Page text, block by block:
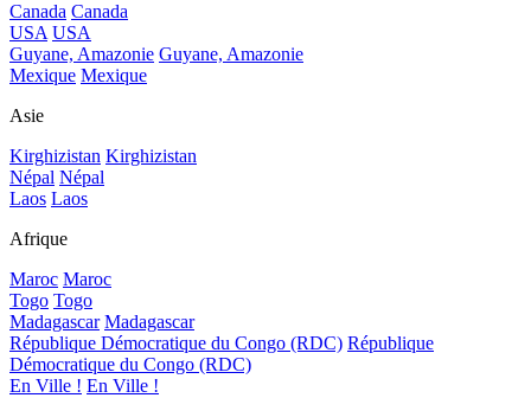
Canada Canada
USA USA
Guyane, Amazonie Guyane, Amazonie
Mexique Mexique
Asie
Kirghizistan Kirghizistan
Népal Népal
Laos Laos
Afrique
Maroc Maroc
Togo Togo
Madagascar Madagascar
République Démocratique du Congo (RDC) République
Démocratique du Congo (RDC)
En Ville ! En Ville !